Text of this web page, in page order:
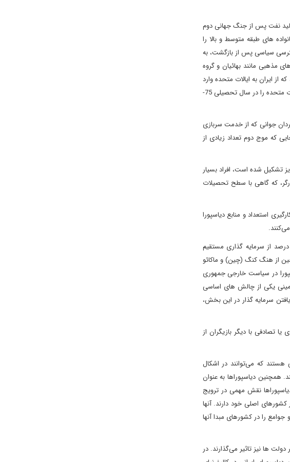
ایران و از سرگیری تولید نفت پس از جنگ جهانی دوم
های طبقه متوسط و بالا را
سیاسی پس از بازگشت، به
مذهبی مانند بهائیان و گروه
اول که از اواخر دهه 1940 تا انقلاب، مهاجرانی بودند که از ایران به ایالات متحده وارد
می‌شدند، عمدتاً دانشجویان بین‌المللی به همراه متخصصان و گردشگران بودند. ایرانیان 9 درصد از کل دانش‌آموزان بین‌المللی ایالات متحده را در سال تحصیلی 75-
جوانی که از خدمت سربازی
که موج دوم تعداد زیادی از
جمعیت بسیار متمایز تشکیل شده است، افراد بسیار
که گاهی با سطح تحصیلات
استعداد و منابع دیاسپورا
مهاجران ماهر می‌توانند یک منبع قابل توجهی برای توسعه کشورهای خود باشند. به عنوان مثال، چینی های خارج از کشور 70 درصد از سرمایه گذاری مستقیم
خارجی سرمایه گذاری در چین از هنگ کنگ (چین) و ماکائو
در سیاست خارجی جمهوری
یکی از چالش های اساسی
سرمایه گذار در این بخش،
تصادفی با دیگر بازیگران از
هستند که می‌توانند در اشکال
همچنین دیاسپوراها به عنوان
نقش مهمی در ترویج
اصلی خود دارند. آنها
را در کشورهای مبدا آنها
دولت ها نیز تاثیر می‌گذارند. در